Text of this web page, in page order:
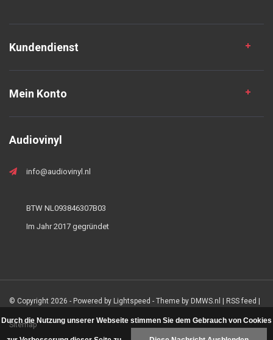
Kundendienst
Mein Konto
Audiovinyl
info@audiovinyl.nl
BTW NL093846307B03
Im Jahr 2017 gegründet
© Copyright 2026 - Powered by Lightspeed - Theme by DMWS.nl RSS feed
Sitemap
Durch die Nutzung unserer Webseite stimmen Sie dem Gebrauch von Cookies